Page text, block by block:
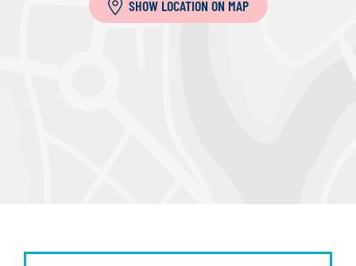
SHOW LOCATION ON MAP